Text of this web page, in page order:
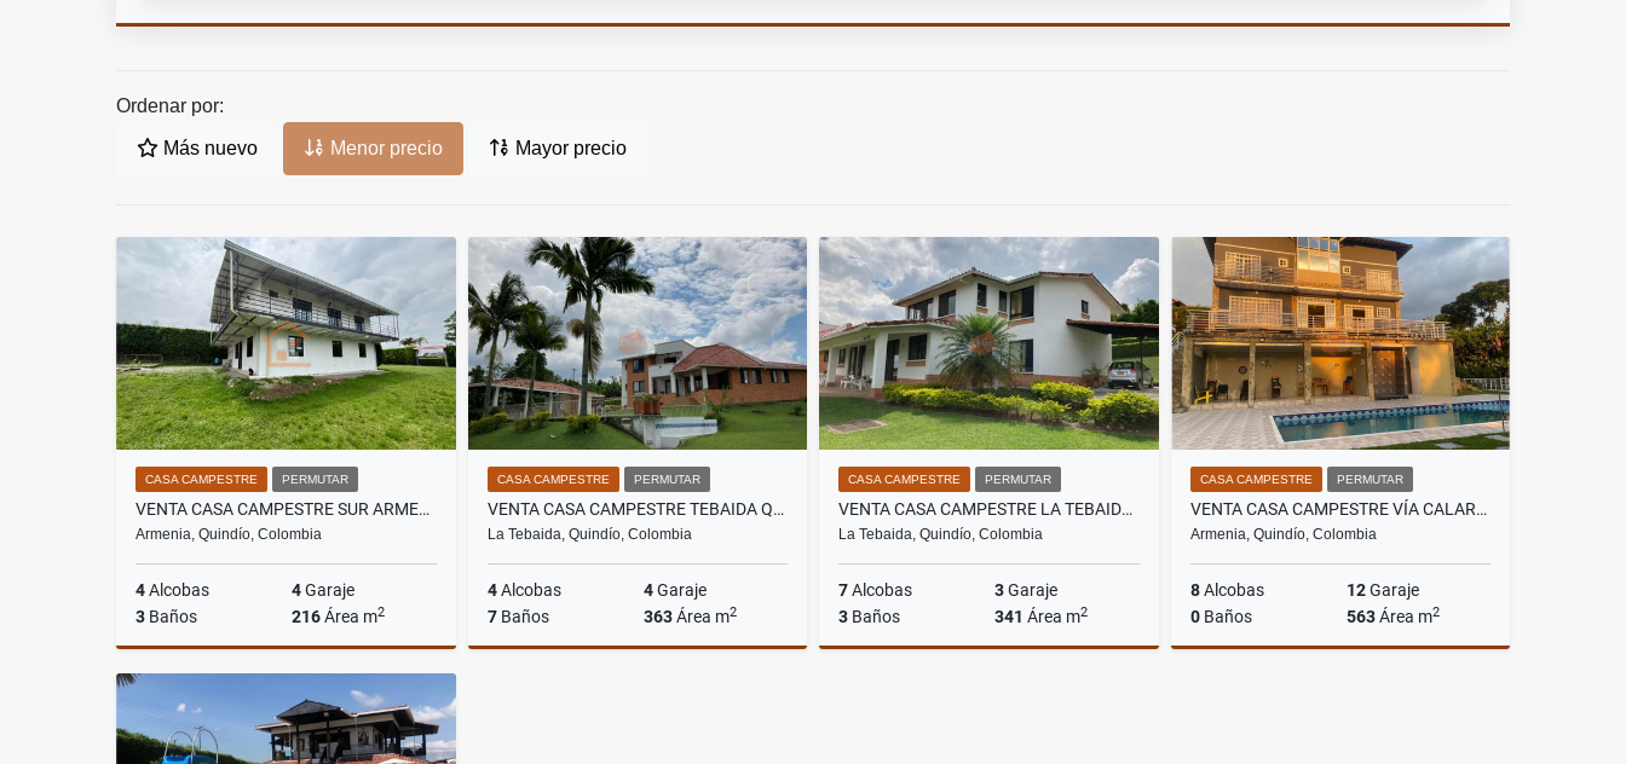
Ordenar por:
Más nuevo Menor precio Mayor precio
CASA CAMPESTRE PERMUTAR
VENTA CASA CAMPESTRE SUR ARMENIA. QUI-COL. COD: 9884932
Armenia, Quindío, Colombia
4Alcobas 4Garaje
3 Baños 216Área m2
Venta
$850.000.000
CASA CAMPESTRE PERMUTAR
VENTA CASA CAMPESTRE TEBAIDA QUINDIO COD: 3466545
La Tebaida, Quindío, Colombia
4Alcobas 4Garaje
7Baños 363Área m2
CASA CAMPESTRE PERMUTAR
VENTA CASA CAMPESTRE LA TEBAIDA QUINDÍO (COL) COD: 3568819
La Tebaida, Quindío, Colombia
7Alcobas 3Garaje
3 Baños 341 Área m2
CASA CAMPESTRE PERMUTAR
VENTA CASA CAMPESTRE VÍA CALARCÁ A BARCELONA. QUINDÍO. COD: 8360878
Armenia, Quindío, Colombia
8Alcobas 12Garaje
0Baños 563Área m2